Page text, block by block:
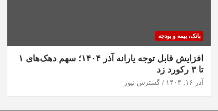
بانک، بیمه و بودجه
افزایش قابل توجه یارانه آذر ۱۴۰۴؛ سهم دهک‌های ۱
تا ۳ رکورد زد
آذر ۱۶, ۱۴۰۴ گسترش نیوز